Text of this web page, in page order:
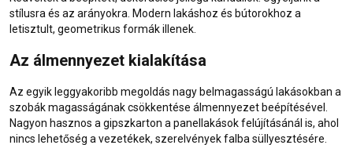
stílusra és az arányokra. Modern lakáshoz és bútorokhoz a
letisztult, geometrikus formák illenek.
Az álmennyezet kialakítása
Az egyik leggyakoribb megoldás nagy belmagasságú lakásokban a
szobák magasságának csökkentése álmennyezet beépítésével.
Nagyon hasznos a gipszkarton a panellakások felújításánál is, ahol
nincs lehetőség a vezetékek, szerelvények falba süllyesztésére.